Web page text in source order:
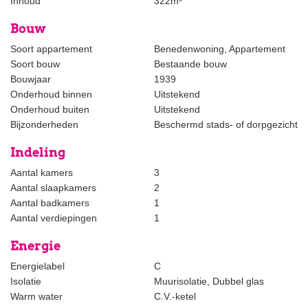
privéberging bereikbaar.
Bijzonderheden
- Uniek en vrij uitzicht over de gracht
- Twee slaapkamers
- Zonnige achtertuin op het zuidwesten met achterom
- Voorzien van dubbel glas
- Gelegen op eigen grond
- Actieve en gezonde VvE met professionele beheerder
- Oplevering kan snel
- In de NVM-koopovereenkomst zullen een niet-
zelfbewoningsclausule, ouderdomsclausule en materialenclausule
worden opgenomen
op basis van gegevens van de verkoper. Estata aanvaardt geen
aansprakelijkheid voor eventuele onvolledigheden, onjuistheden
of de gevolgen daarvan
***ENGLISH***
Bouw
Soort appartement
Benedenwoning, Appartement
Soort bouw
Bestaande bouw
Bouwjaar
1939
Onderhoud binnen
Uitstekend
Onderhoud buiten
Uitstekend
Bijzonderheden
Beschermd stads- of dorpgezicht
Indeling
Aantal kamers
3
Aantal slaapkamers
2
Aantal badkamers
1
Aantal verdiepingen
1
Energie
Energielabel
C
Isolatie
Muurisolatie, Dubbel glas
Warm water
C.V.-ketel